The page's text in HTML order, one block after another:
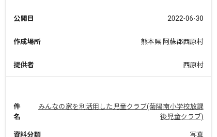
公開日 2022-06-30
作成場所 熊本県 阿蘇郡西原村
提供者 西原村
件
名
みんなの家を利活用した児童クラブ(菊陽南小学校放課
後児童クラブ)
資料分類 写真